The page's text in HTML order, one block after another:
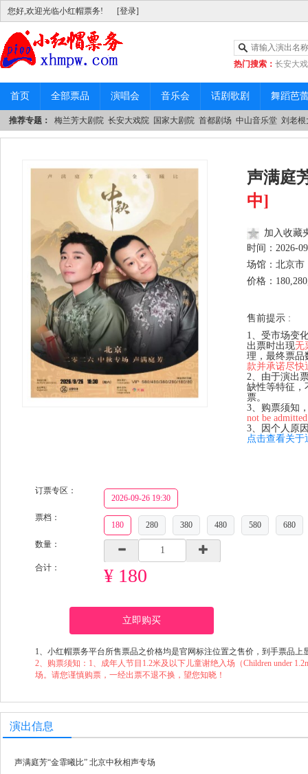
您好,欢迎光临小红帽票务! [登录]
热门搜索： 长安大
|中山音乐堂
首页 全部票品 演唱会 音乐会 话剧歌剧 舞蹈芭
推荐专题： 梅兰芳大剧院 长安大戏院 国家大剧院 首都剧场 中山音乐堂 刘老根
声满庭
中]
加入收藏
时间： 2026-
场馆：北京市
价格：
售前提示 :
1、受市场变
出票时出现无
理，最终票品
款并承诺尽快
2、由于演出
缺性等特征，
票。
3、购票须知
not be
3、因个人原
点击查看关于
订票专区：
2026-09-26 19:30
票档：
180 280 380 480 580
680
数量：
合计： ¥ 180
立即购买
1、小红帽票务平台所售票品之价格均是官网标注位置之售价，到手票品
2、购票须知：1、成年人节目1.2米及以下儿童谢绝入场（Children under
场。请您谨慎购票，一经出票不退不换，望您知晓！
演出信息
声满庭芳“金霏曦比” 北京中秋相声专场